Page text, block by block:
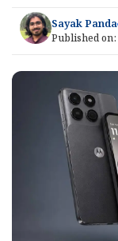
Sayak Panda
Published on: